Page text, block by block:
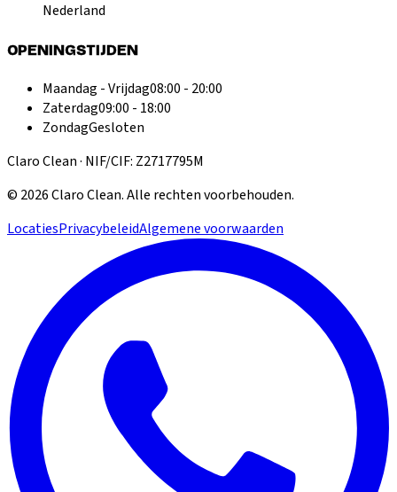
Nederland
OPENINGSTIJDEN
Maandag - Vrijdag08:00 - 20:00
Zaterdag09:00 - 18:00
ZondagGesloten
Claro Clean · NIF/CIF: Z2717795M
© 2026Claro Clean.Alle rechten voorbehouden.
LocatiesPrivacybeleidAlgemene voorwaarden